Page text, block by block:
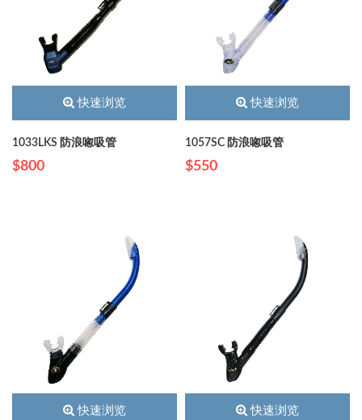
快速浏览
1033LKS 防浪唿吸管
$800
快速浏览
1057SC 防浪唿吸管
$550
快速浏览 快速浏览